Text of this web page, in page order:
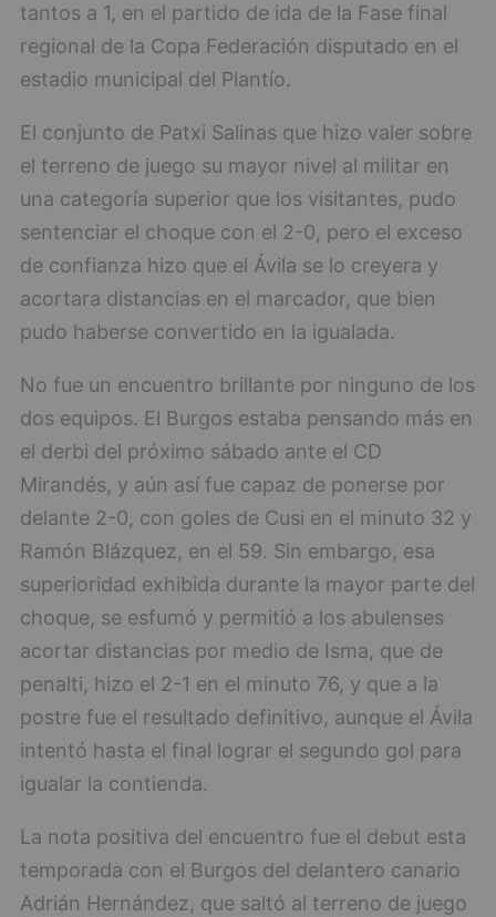
tantos a 1, en el partido de ida de la Fase final
regional de la Copa Federación disputado en el
estadio municipal del Plantío.
El conjunto de Patxi Salinas que hizo valer sobre
el terreno de juego su mayor nivel al militar en
una categoría superior que los visitantes, pudo
sentenciar el choque con el 2-0, pero el exceso
de confianza hizo que el Ávila se lo creyera y
acortara distancias en el marcador, que bien
pudo haberse convertido en la igualada.
No fue un encuentro brillante por ninguno de los
dos equipos. El Burgos estaba pensando más en
el derbi del próximo sábado ante el CD
Mirandés, y aún así fue capaz de ponerse por
delante 2-0, con goles de Cusi en el minuto 32 y
Ramón Blázquez, en el 59. Sin embargo, esa
superioridad exhibida durante la mayor parte del
choque, se esfumó y permitió a los abulenses
acortar distancias por medio de Isma, que de
penalti, hizo el 2-1 en el minuto 76, y que a la
postre fue el resultado definitivo, aunque el Ávila
intentó hasta el final lograr el segundo gol para
igualar la contienda.
La nota positiva del encuentro fue el debut esta
temporada con el Burgos del delantero canario
Adrián Hernández, que saltó al terreno de juego